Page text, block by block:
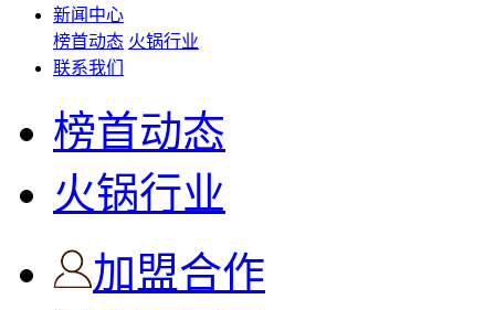
新闻中心
榜首动态 火锅行业
联系我们
榜首动态
火锅行业
加盟合作